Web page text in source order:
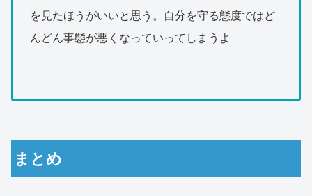
を見たほうがいいと思う。自分を守る態度ではど
んどん事態が悪くなっていってしまうよ
まとめ